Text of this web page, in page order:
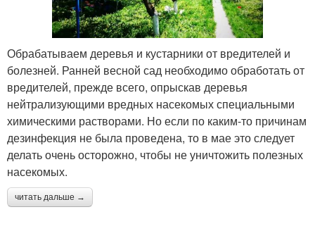
Обрабатываем деревья и кустарники от вредителей и
болезней. Ранней весной сад необходимо обработать от
вредителей, прежде всего, опрыскав деревья
нейтрализующими вредных насекомых специальными
химическими растворами. Но если по каким-то причинам
дезинфекция не была проведена, то в мае это следует
делать очень осторожно, чтобы не уничтожить полезных
насекомых.
читать дальше →